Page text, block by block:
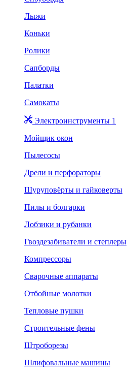
Лыжи
Коньки
Ролики
Сапборды
Палатки
Самокаты
Электроинструменты 1
Мойщик окон
Пылесосы
Дрели и перфораторы
Шуруповёрты и гайковерты
Пилы и болгарки
Лобзики и рубанки
Гвоздезабиватели и степлеры
Компрессоры
Сварочные аппараты
Отбойные молотки
Тепловые пушки
Строительные фены
Штроборезы
Шлифовальные машины